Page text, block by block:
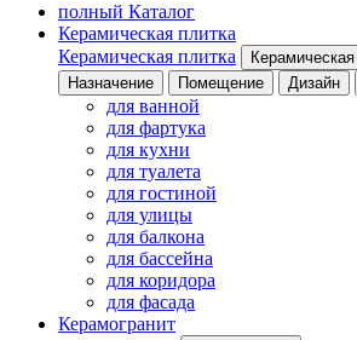
полный Каталог
Керамическая плитка
Керамическая плитка
Назначение
Помещение Дизайн
для ванной
для фартука
для кухни
для туалета
для гостиной
для улицы
для балкона
для бассейна
для коридора
для фасада
Керамогранит